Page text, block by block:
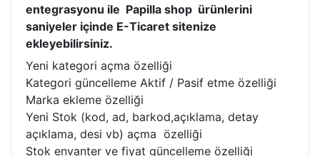
entegrasyonu ile Papilla shop ürünlerini
saniyeler içinde E-Ticaret sitenize
ekleyebilirsiniz.
Yeni kategori açma özelliği
Kategori güncelleme Aktif / Pasif etme özelliği
Marka ekleme özelliği
Yeni Stok (kod, ad, barkod,açıklama, detay
açıklama, desi vb) açma özelliği
Stok envanter ve fiyat güncelleme özelliği